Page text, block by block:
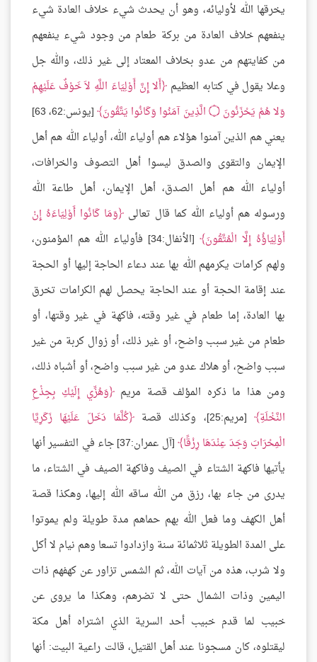
يخرقها الله لأوليائه، وهو أن يحدث شيء خلاف العادة شيء
ينفعهم خلاف العادة من بركة طعام من وجود شيء ينفعهم
من كفايتهم من عدو بخلاف المعتاد إلى غير ذلك، والله جل
وعلا يقول في كتابه العظيم أَلا إِنَّ أَوْلِيَاءَ اللَّهِ لاَ خَوْفٌ عَلَيْهِمْ
وَلا هُمْ يَحْزَنُونَ۝الَّذِينَ آمَنُوا وَكَانُوا يَتَّقُونَ
[يونس:62، 63]
يعني هم الذين آمنوا هؤلاء هم أولياء الله، أولياء الله هم أهل
الإيمان والتقوى والصدق ليسوا أهل التصوف والخرافات،
أولياء الله هم أهل الصدق، أهل الإيمان، أهل طاعة الله
ورسوله هم أولياء الله كما قال تعالى وَمَا كَانُوا أَوْلِيَاءَهُ إِنْ
أَوْلِيَاؤُهُ إِلَّا الْمُتَّقُونَ
[الأنفال:34] فأولياء الله هم المؤمنون،
ولهم كرامات يكرمهم الله بها عند دعاء الحاجة إليها أو الحجة
عند إقامة الحجة أو عند الحاجة يحصل لهم الكرامات تخرق
بها العادة، إما طعام في غير وقته، فاكهة في غير وقتها، أو
طعام من غير سبب واضح، أو غير ذلك، أو زوال كربة من غير
سبب واضح، أو هلاك عدو من غير سبب واضح، أو أشباه ذلك،
ومن هذا ما ذكره المؤلف قصة مريم وَهُزِّي إِلَيْكِ بِجِذْعِ
النَّخْلَةِ [مريم:25]، وكذلك قصة
كُلَّمَا دَخَلَ عَلَيْهَا زَكَرِيَّا
الْمِحْرَابَ وَجَدَ عِنْدَهَا رِزْقًا
[آل عمران:37] جاء في التفسير أنها
يأتيها فاكهة الشتاء في الصيف وفاكهة الصيف في الشتاء، ما
يدرى من جاء بها، رزق من الله ساقه الله إليها، وهكذا قصة
أهل الكهف وما فعل الله بهم حماهم مدة طويلة ولم يموتوا
على المدة الطويلة ثلاثمائة سنة وازدادوا تسعا وهم نيام لا أكل
ولا شرب، هذه من آيات الله، ثم الشمس تزاور عن كهفهم ذات
اليمين وذات الشمال حتى لا تضرهم، وهكذا ما يروى عن
خبيب لما قدم خبيب أحد السرية الذي اشتراه أهل مكة
ليقتلوه، كان مسجونا عند أهل القتيل، قالت راعية البيت: أنها